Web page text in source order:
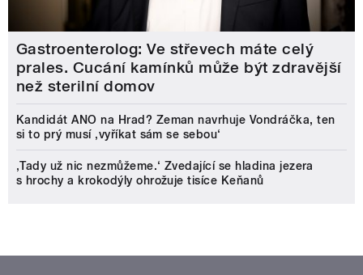
Gastroenterolog: Ve střevech máte celý
prales. Cucání kamínků může být zdravější
než sterilní domov
Kandidát ANO na Hrad? Zeman navrhuje Vondráčka, ten
si to prý musí ‚vyříkat sám se sebou‘
‚Tady už nic nezmůžeme.‘ Zvedající se hladina jezera
s hrochy a krokodýly ohrožuje tisíce Keňanů